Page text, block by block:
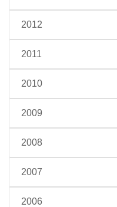
2012
2011
2010
2009
2008
2007
2006